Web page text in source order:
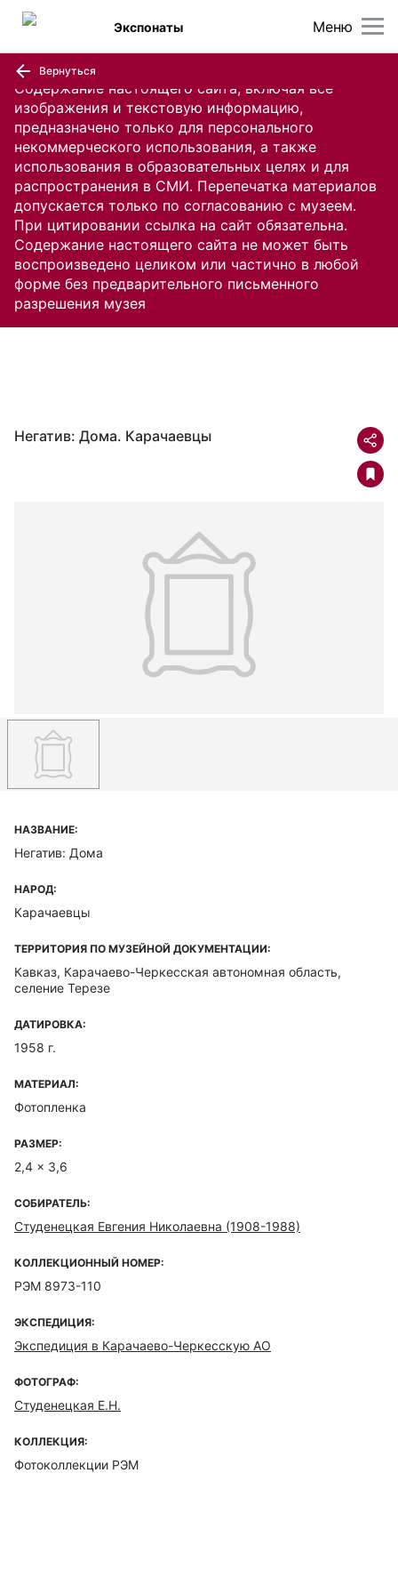
Содержание настоящего сайта, включая все
изображения и текстовую информацию,
предназначено только для персонального
некоммерческого использования, а также
использования в образовательных целях и для
распространения в СМИ. Перепечатка материалов
допускается только по согласованию с музеем.
При цитировании ссылка на сайт обязательна.
Содержание настоящего сайта не может быть
воспроизведено целиком или частично в любой
форме без предварительного письменного
разрешения музея
Меню
Экспонаты
Вернуться
Негатив: Дома. Карачаевцы
НАЗВАНИЕ:
Негатив: Дома
НАРОД:
Карачаевцы
ТЕРРИТОРИЯ ПО МУЗЕЙНОЙ ДОКУМЕНТАЦИИ:
Кавказ, Карачаево-Черкесская автономная область,
селение Терезе
ДАТИРОВКА:
1958 г.
МАТЕРИАЛ:
Фотопленка
РАЗМЕР:
2,4 x 3,6
СОБИРАТЕЛЬ:
Студенецкая Евгения Николаевна (1908-1988)
КОЛЛЕКЦИОННЫЙ НОМЕР:
РЭМ 8973-110
ЭКСПЕДИЦИЯ:
Экспедиция в Карачаево-Черкесскую АО
ФОТОГРАФ:
Студенецкая Е.Н.
КОЛЛЕКЦИЯ:
Фотоколлекции РЭМ